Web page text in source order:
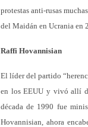
protestas anti-rusas
del Maidán en Ucrania en
Raffi Hovannisian
El líder del partido
en los EEUU y vivó allí
década de 1990 fue
Hovannisian, ahora